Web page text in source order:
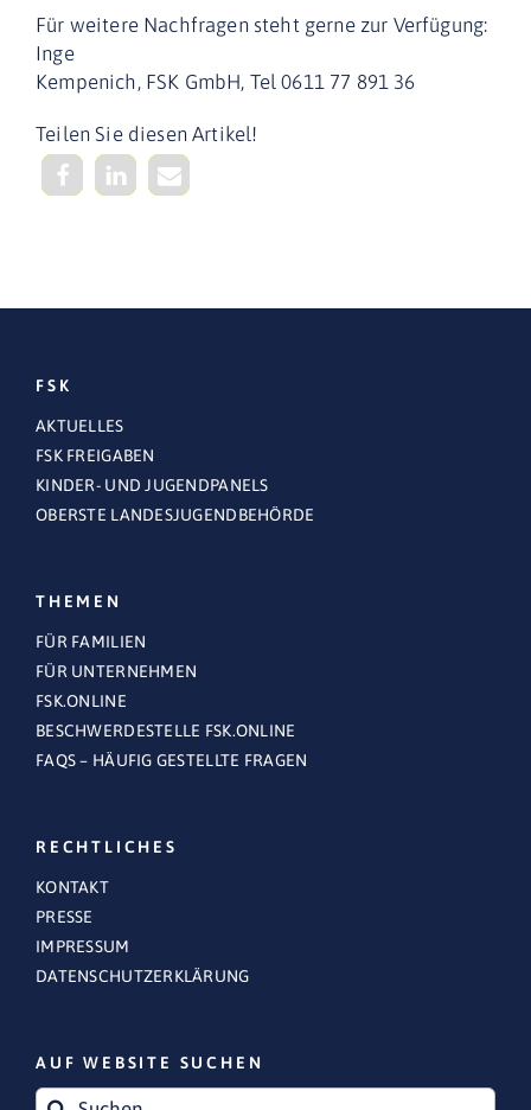
Für weitere Nachfragen steht gerne zur Verfügung:
Inge
Kempenich, FSK GmbH, Tel 0611 77 891 36
Teilen Sie diesen Artikel!
FSK
AKTUELLES
FSK FREIGABEN
KINDER- UND JUGENDPANELS
OBERSTE LANDESJUGENDBEHÖRDE
THEMEN
FÜR FAMILIEN
FÜR UNTERNEHMEN
FSK.ONLINE
BESCHWERDESTELLE FSK.ONLINE
FAQS – HÄUFIG GESTELLTE FRAGEN
RECHTLICHES
KONTAKT
PRESSE
IMPRESSUM
DATENSCHUTZERKLÄRUNG
AUF WEBSITE SUCHEN
Suche